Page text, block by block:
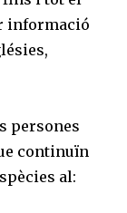
informació
persones
continuïn
al: